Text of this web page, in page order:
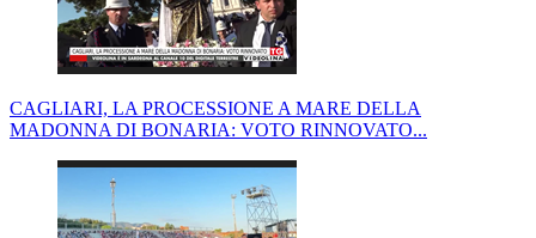
CAGLIARI, LA PROCESSIONE A MARE DELLA
MADONNA DI BONARIA: VOTO RINNOVATO...